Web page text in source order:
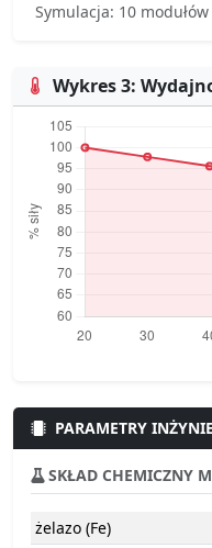
Symulacja: 10
Wykres 3:
PARAMETRY
SKŁAD CHEMICZNY
żelazo (Fe)